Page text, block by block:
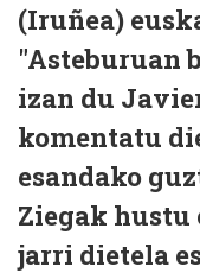
(Iruñea)
"Asteburuan
izan du
komentatu
esandako
Ziegak hustu
jarri dietela